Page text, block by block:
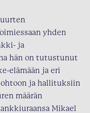
yhden
ja
hän on tutustunut
elämään ja eri
ja hallituksiin
määrän
Mikael